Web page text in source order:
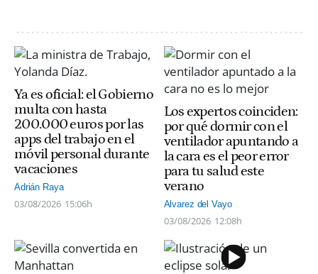
Ya es oficial: el Gobierno
multa con hasta
200.000 euros por las
apps del trabajo en el
móvil personal durante
vacaciones
Adrián Raya
03/08/2026 15:06h
Los expertos coinciden:
por qué dormir con el
ventilador apuntando a
la cara es el peor error
para tu salud este
verano
Alvarez del Vayo
03/08/2026 12:08h